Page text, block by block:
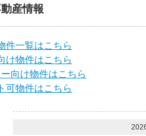
産情報
件一覧はこちら
け物件はこちら
向け物件はこちら
可物件はこちら